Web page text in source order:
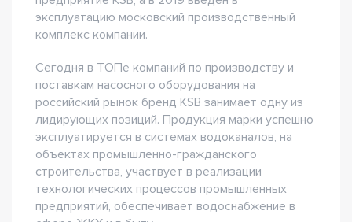
эксплуатацию московский производственный
комплекс компании.
Сегодня в ТОПе компаний по производству и
поставкам насосного оборудования на
российский рынок бренд KSB занимает одну из
лидирующих позиций. Продукция марки успешно
эксплуатируется в системах водоканалов, на
объектах промышленно-гражданского
строительства, участвует в реализации
технологических процессов промышленных
предприятий, обеспечивает водоснабжение в